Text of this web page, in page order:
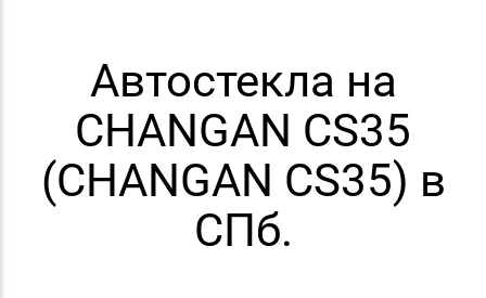
Автостекла на
CHANGAN CS35
(CHANGAN CS35) в
СПб.